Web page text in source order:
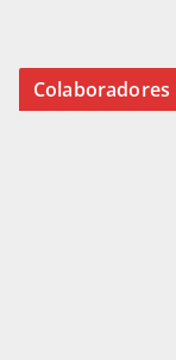
Colaboradores